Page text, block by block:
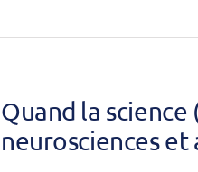
Quand la
neurosciences et